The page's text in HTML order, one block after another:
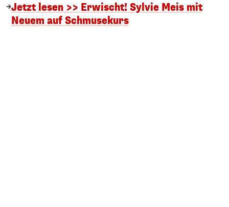
Jetzt lesen >> Erwischt! Sylvie Meis mit
Neuem auf Schmusekurs